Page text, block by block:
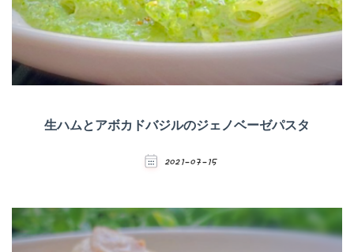
生ハムとアボカドバジルのジェノベーゼパスタ
2021-07-15